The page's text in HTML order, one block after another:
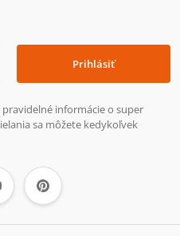
Prihlásiť
informácie o super
sa môžete kedykoľvek